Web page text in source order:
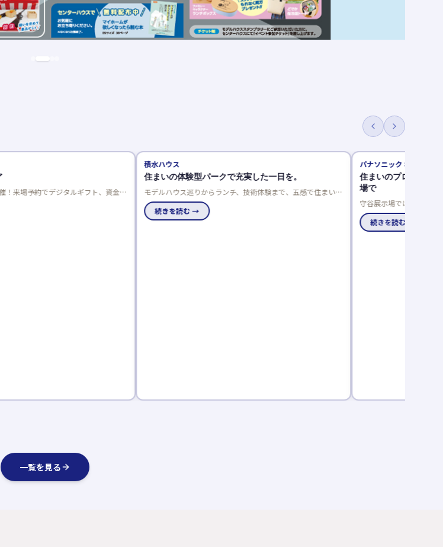
予約でデジタルギフト、資金相
典は最大50万円分の選べる商
などがもらえます。
積水ハウス
住まいの体験型パークで充実した一日を。
モデルハウス巡りからランチ、技術体験まで、五感で住まいを
体感できるテーマパークで、家族の理想の住まいを見つけませ
んか。続きを読む →
パナソニック ホームズ
住まいのプロに相談！リ
守谷展示場では、冬の寒さや
まいに関する様々なお悩みを
ニック ホームズをはじめ、木
のリフォーム相談会は事前予
続きを読む →
一覧を見る